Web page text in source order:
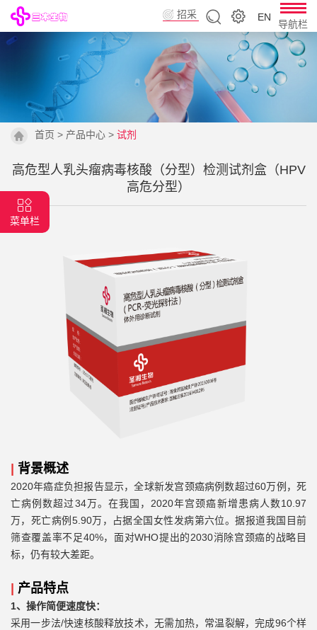
EN
招采
导航栏
首页 > 产品中心 > 试剂
菜单栏
高危型人乳头瘤病毒核酸（分型）检测试剂盒（HPV
高危分型）
背景概述
2020年癌症负担报告显示，全球新发宫颈癌病例数超过60万例，死
亡病例数超过34万。在我国，2020年宫颈癌新增患病人数10.97
万，死亡病例5.90万，占据全国女性发病第六位。据报道我国目前
筛查覆盖率不足40%，面对WHO提出的2030消除宫颈癌的战略目
标，仍有较大差距。
产品特点
1、操作简便速度快：
采用一步法/快速核酸释放技术，无需加热，常温裂解，完成96个样